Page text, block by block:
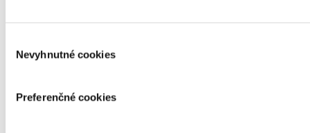
súhlasu
Nevyhnutné cookies
Preferenčné cookies